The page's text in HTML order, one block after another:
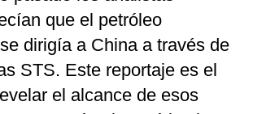
que el petróleo
dirigía a China a través de
STS. Este reportaje es el
el alcance de esos